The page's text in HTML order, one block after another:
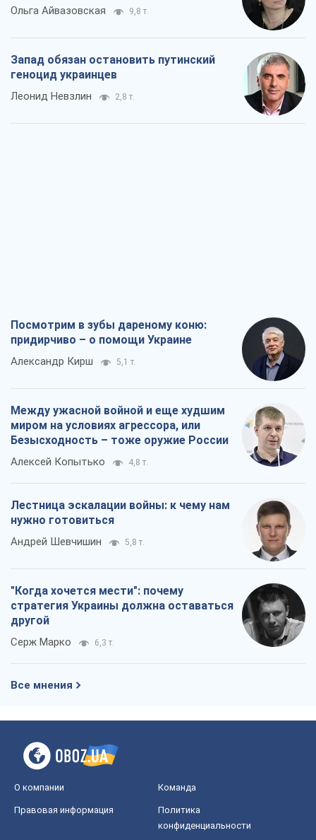
Ольга Айвазовская 9,8 т.
Запад обязан остановить путинский
геноцид украинцев
Леонид Невзлин 2,8 т.
Посмотрим в зубы дареному коню:
придирчиво – о помощи Украине
Александр Кирш 5,1 т.
Между ужасной войной и еще худшим
миром на условиях агрессора, или
Безысходность – тоже оружие России
Алексей Копытько 4,8 т.
Лестница эскалации войны: к чему нам
нужно готовиться
Андрей Шевчишин 5,8 т.
"Когда хочется мести": почему
стратегия Украины должна оставаться
другой
Серж Марко 6,3 т.
Все мнения
О компании Команда
Правовая информация
Политика
конфиденциальности